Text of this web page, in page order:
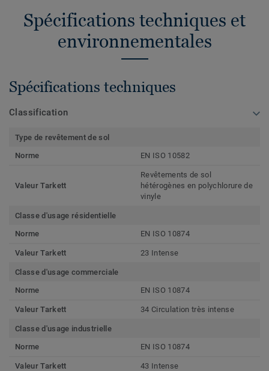
Spécifications techniques et
environnementales
Spécifications techniques
Classification
Type de revêtement de sol
Norme
EN ISO 10582
Valeur Tarkett
Revêtements de sol
hétérogènes en polychlorure de
vinyle
Classe d'usage résidentielle
Norme
EN ISO 10874
Valeur Tarkett 23 Intense
Classe d'usage commerciale
Norme
EN ISO 10874
Valeur Tarkett 34 Circulation très intense
Classe d'usage industrielle
Norme
EN ISO 10874
Valeur Tarkett 43 Intense